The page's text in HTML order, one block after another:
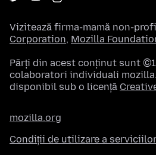
Vizitează firma-mamă non-
Corporation, Mozilla
Părți din acest conținut sunt
colaboratori individuali
disponibil sub o licență
mozilla.org
Condiții de utilizare a